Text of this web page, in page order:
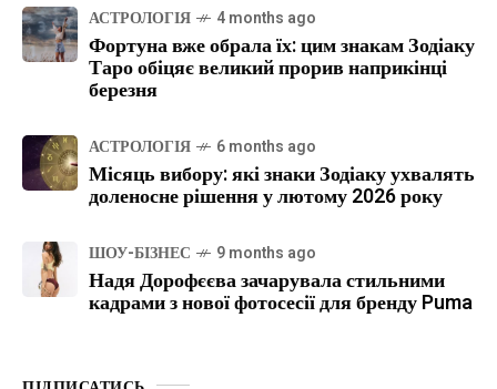
АСТРОЛОГІЯ 4 months ago
Фортуна вже обрала їх: цим знакам Зодіаку
Таро обіцяє великий прорив наприкінці
березня
АСТРОЛОГІЯ 6 months ago
Місяць вибору: які знаки Зодіаку ухвалять
доленосне рішення у лютому 2026 року
ШОУ-БІЗНЕС 9 months ago
Надя Дорофєєва зачарувала стильними
кадрами з нової фотосесії для бренду Puma